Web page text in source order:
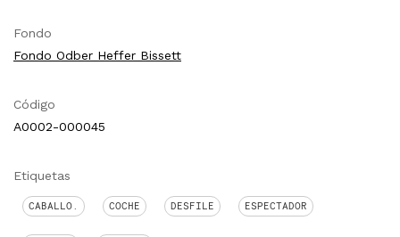
Fondo
Fondo Odber Heffer Bissett
Código
A0002-000045
Etiquetas
CABALLO. COCHE DESFILE ESPECTADOR